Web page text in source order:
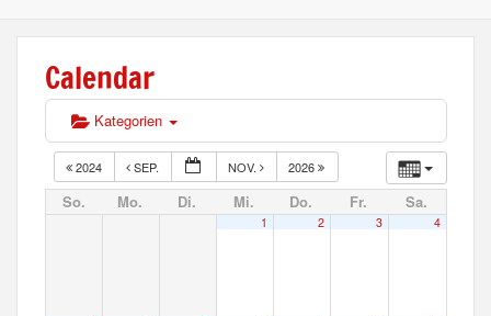
Calendar
Kategorien
2024 SEP. NOV. 2026
So. Mo. Di. Mi. Do. Fr. Sa.
1 2 3 4